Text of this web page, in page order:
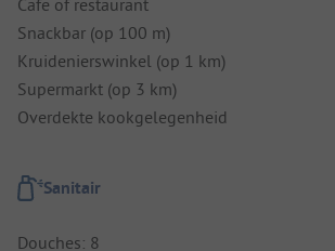
Snackbar (op 100 m)
Kruidenierswinkel (op 1 km)
Supermarkt (op 3 km)
Overdekte kookgelegenheid
Sanitair
Douches: 8